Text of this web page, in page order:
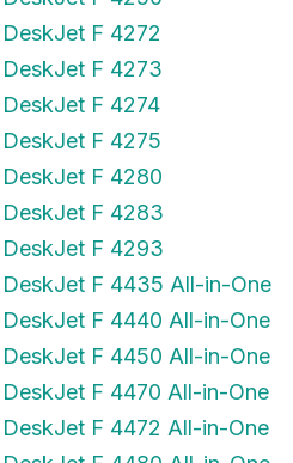
F 4272
F 4273
F 4274
F 4275
F 4280
F 4283
F 4293
F 4435 All-in-One
F 4440 All-in-One
F 4450 All-in-One
F 4470 All-in-One
F 4472 All-in-One
F 4480 All-in-One